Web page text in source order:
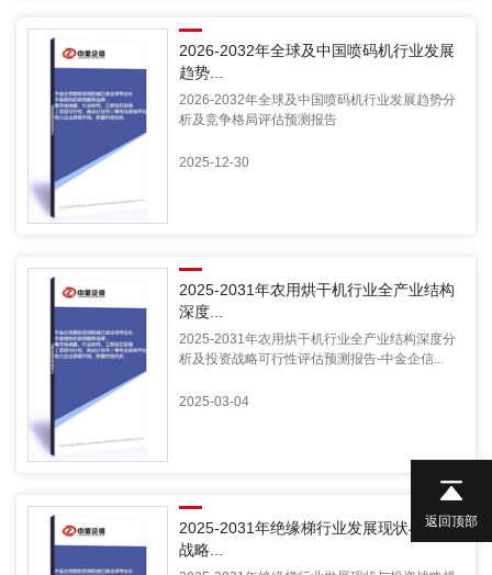
2026-2032年全球及中国喷码机行业发展
趋势...
2026-2032年全球及中国喷码机行业发展趋势分
析及竞争格局评估预测报告
2025-12-30
2025-2031年农用烘干机行业全产业结构
深度...
2025-2031年农用烘干机行业全产业结构深度分
析及投资战略可行性评估预测报告-中金企信...
2025-03-04
2025-2031年绝缘梯行业发展现状与投资
战略...
返回顶部